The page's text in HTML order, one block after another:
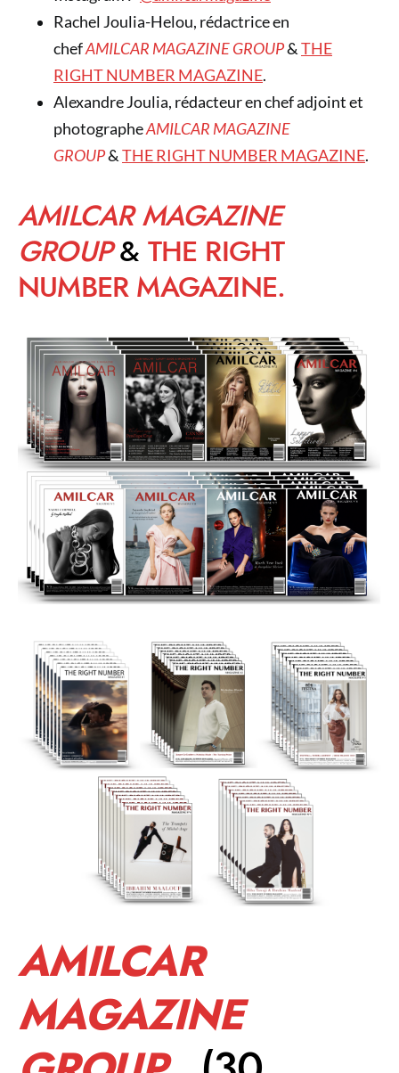
Rachel Joulia-Helou, rédactrice en
chefAMILCAR MAGAZINE GROUP&THE
RIGHT NUMBER MAGAZINE.
Alexandre Joulia, rédacteur en chef adjoint et
photographeAMILCAR MAGAZINE
GROUP&THE RIGHT NUMBER MAGAZINE.
AMILCAR MAGAZINE
GROUP& THE RIGHT
NUMBER MAGAZINE.
AMILCAR
MAGAZINE